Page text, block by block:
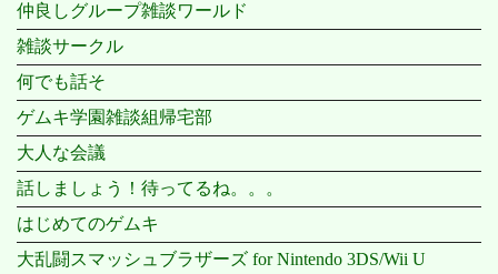
仲良しグループ雑談ワールド
雑談サークル
何でも話そ
ゲムキ学園雑談組帰宅部
大人な会議
話しましょう！待ってるね。。。
はじめてのゲムキ
大乱闘スマッシュブラザーズ for Nintendo 3DS/Wii U